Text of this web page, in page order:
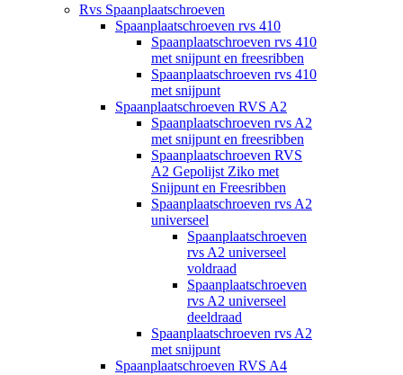
Rvs Spaanplaatschroeven
Spaanplaatschroeven rvs 410
Spaanplaatschroeven rvs 410
met snijpunt en freesribben
Spaanplaatschroeven rvs 410
met snijpunt
Spaanplaatschroeven RVS A2
Spaanplaatschroeven rvs A2
met snijpunt en freesribben
Spaanplaatschroeven RVS
A2 Gepolijst Ziko met
Snijpunt en Freesribben
Spaanplaatschroeven rvs A2
universeel
Spaanplaatschroeven
rvs A2 universeel
voldraad
Spaanplaatschroeven
rvs A2 universeel
deeldraad
Spaanplaatschroeven rvs A2
met snijpunt
Spaanplaatschroeven RVS A4